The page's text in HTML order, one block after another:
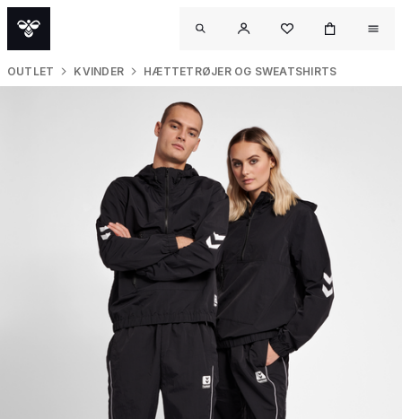
OUTLET KVINDER HÆTTETRØJER OG SWEATSHIRTS